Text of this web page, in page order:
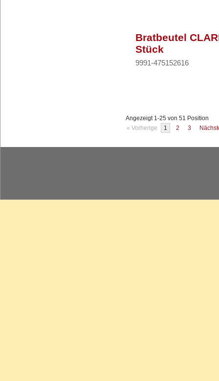
Bratbeutel
Stück
9991-475152616
Angezeigt 1-25 von 51 Position
« Vorherige
1 2 3